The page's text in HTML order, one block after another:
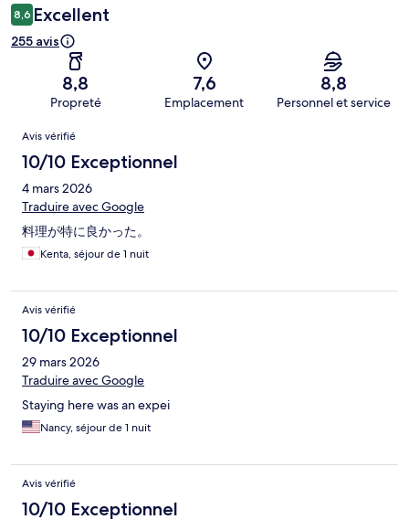
8,6 Excellent
255 avis
8,8
Propreté
7,6
Emplacement
8,8
Personnel et service
Avis
Avis vérifié
10/10 Exceptionnel
4 mars 2026
Traduire avec Google
料理が特に良かった。
Kenta, séjour de 1 nuit
Avis vérifié
10/10 Exceptionnel
29 mars 2026
Traduire avec Google
Staying here was an expei
Nancy, séjour de 1 nuit
Avis vérifié
10/10 Exceptionnel